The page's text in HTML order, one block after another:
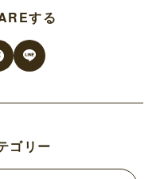
する
ゴリー